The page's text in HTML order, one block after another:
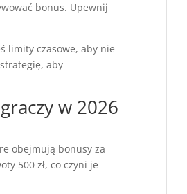
bonus. Upewnij
limity czasowe, aby nie
aby
w 2026
obejmują bonusy za
500 zł, co czyni je